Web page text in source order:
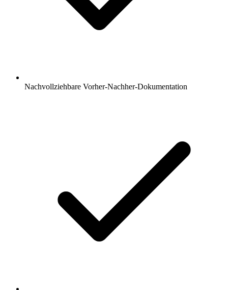
Nachvollziehbare Vorher-Nachher-Dokumentation